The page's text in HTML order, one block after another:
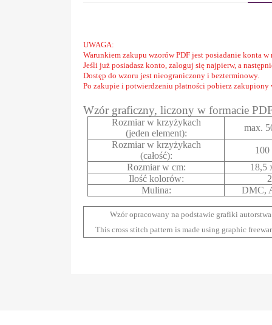
UWAGA:
Warunkiem zakupu wzorów PDF jest posiadanie konta w
Jeśli już posiadasz konto, zaloguj się najpierw, a
Dostęp do wzoru jest nieograniczony i bezterminowy.
Po zakupie i potwierdzeniu płatności pobierz zakupiony
Wzór graficzny, liczony w formacie
Rozmiar w krzyżykach
(jeden element):
max.
Rozmiar w krzyżykach
(całość):
100
Rozmiar w cm:
18,5
Ilość kolorów:
Mulina:
DMC,
Wzór opracowany na podstawie grafiki
This cross stitch pattern is made using graphic